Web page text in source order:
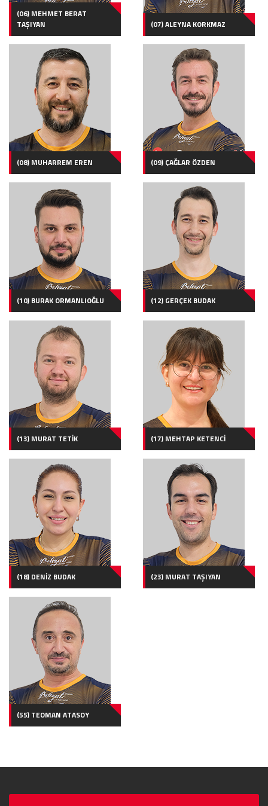
(06) MEHMET BERAT
TAŞIYAN
(07) ALEYNA KORKMAZ
(08) MUHARREM EREN (09) ÇAĞLAR ÖZDEN
(10) BURAK ORMANLIOĞLU (12) GERÇEK BUDAK
(13) MURAT TETİK (17) MEHTAP KETENCİ
(18) DENİZ BUDAK (23) MURAT TAŞIYAN
(55) TEOMAN ATASOY